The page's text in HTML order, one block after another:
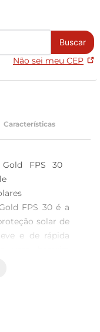
Buscar
Não sei meu CEP
Características
Gold FPS 30
FPS 30 é a
solar de
e de rápida
ajudando a